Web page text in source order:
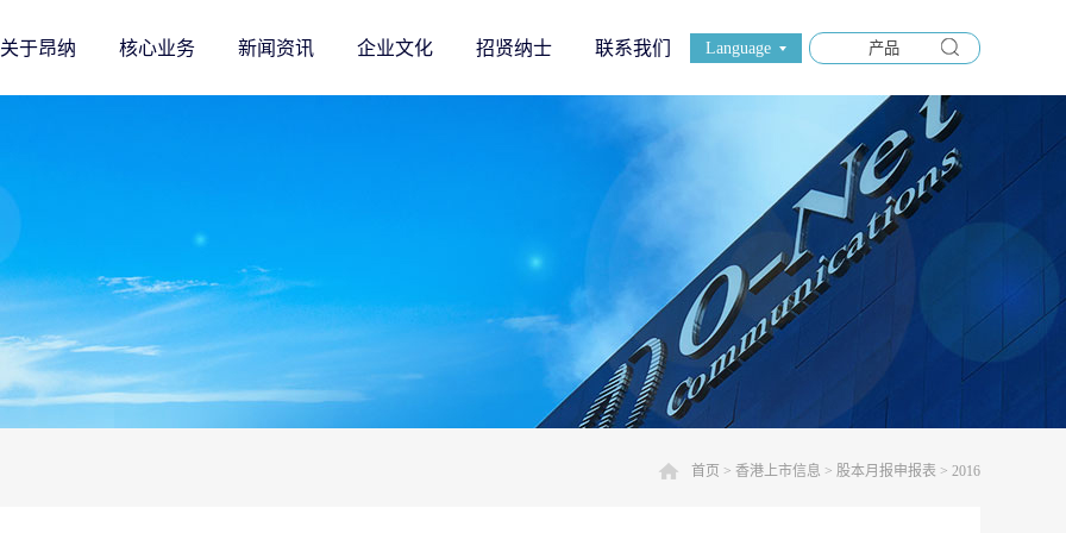
Language
关于昂纳 核心业务 新闻资讯 企业文化 招贤纳士 联系我们
首页 > 香港上市信息 > 股本月报申报表 > 2016